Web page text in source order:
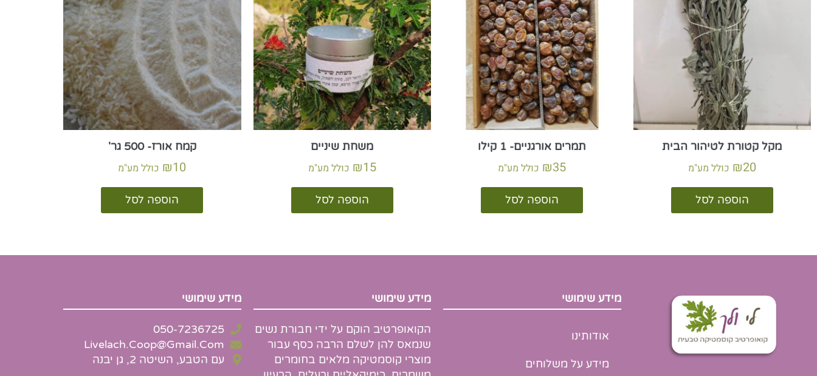
מקל קטורת לטיהור הבית
₪20 כולל מע"מ
הוספה לסל
תמרים אורגניים- 1 קילו
₪35 כולל מע"מ
הוספה לסל
משחת שיניים
₪15 כולל מע"מ
הוספה לסל
קמח אורז- 500 גר'
₪10 כולל מע"מ
הוספה לסל
מידע שימושי
אודותינו
מידע על משלוחים
מידע שימושי
הקואופרטיב הוקם על ידי חבורת נשים
שנמאס להן לשלם הרבה כסף עבור
מוצרי קוסמטיקה מלאים בחומרים
מידע שימושי
050-7236725
Livelach.Coop@Gmail.Com
עם הטבע, השיטה 2, גן יבנה